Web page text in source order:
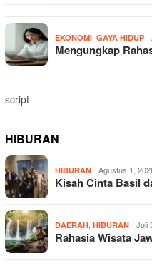
EKONOMI GAYA HIDUP
Mengungkap
script
HIBURAN
HIBURAN Agustus 1,
Kisah Cinta Basil
DAERAH HIBURAN Juli
Rahasia Wisata